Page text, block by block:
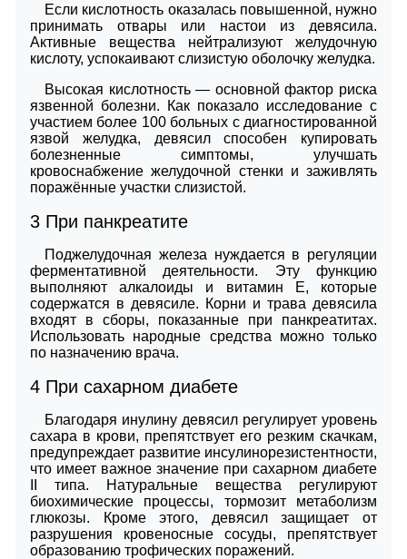
Если кислотность оказалась повышенной, нужно
принимать отвары или настои из девясила.
Активные вещества нейтрализуют желудочную
кислоту, успокаивают слизистую оболочку желудка.
Высокая кислотность — основной фактор риска
язвенной болезни. Как показало исследование с
участием более 100 больных с диагностированной
язвой желудка, девясил способен купировать
болезненные симптомы, улучшать
кровоснабжение желудочной стенки и заживлять
поражённые участки слизистой.
3 При панкреатите
Поджелудочная железа нуждается в регуляции
ферментативной деятельности. Эту функцию
выполняют алкалоиды и витамин Е, которые
содержатся в девясиле. Корни и трава девясила
входят в сборы, показанные при панкреатитах.
Использовать народные средства можно только
по назначению врача.
4 При сахарном диабете
Благодаря инулину девясил регулирует уровень
сахара в крови, препятствует его резким скачкам,
предупреждает развитие инсулинорезистентности,
что имеет важное значение при сахарном диабете
II типа. Натуральные вещества регулируют
биохимические процессы, тормозит метаболизм
глюкозы. Кроме этого, девясил защищает от
разрушения кровеносные сосуды, препятствует
образованию трофических поражений.